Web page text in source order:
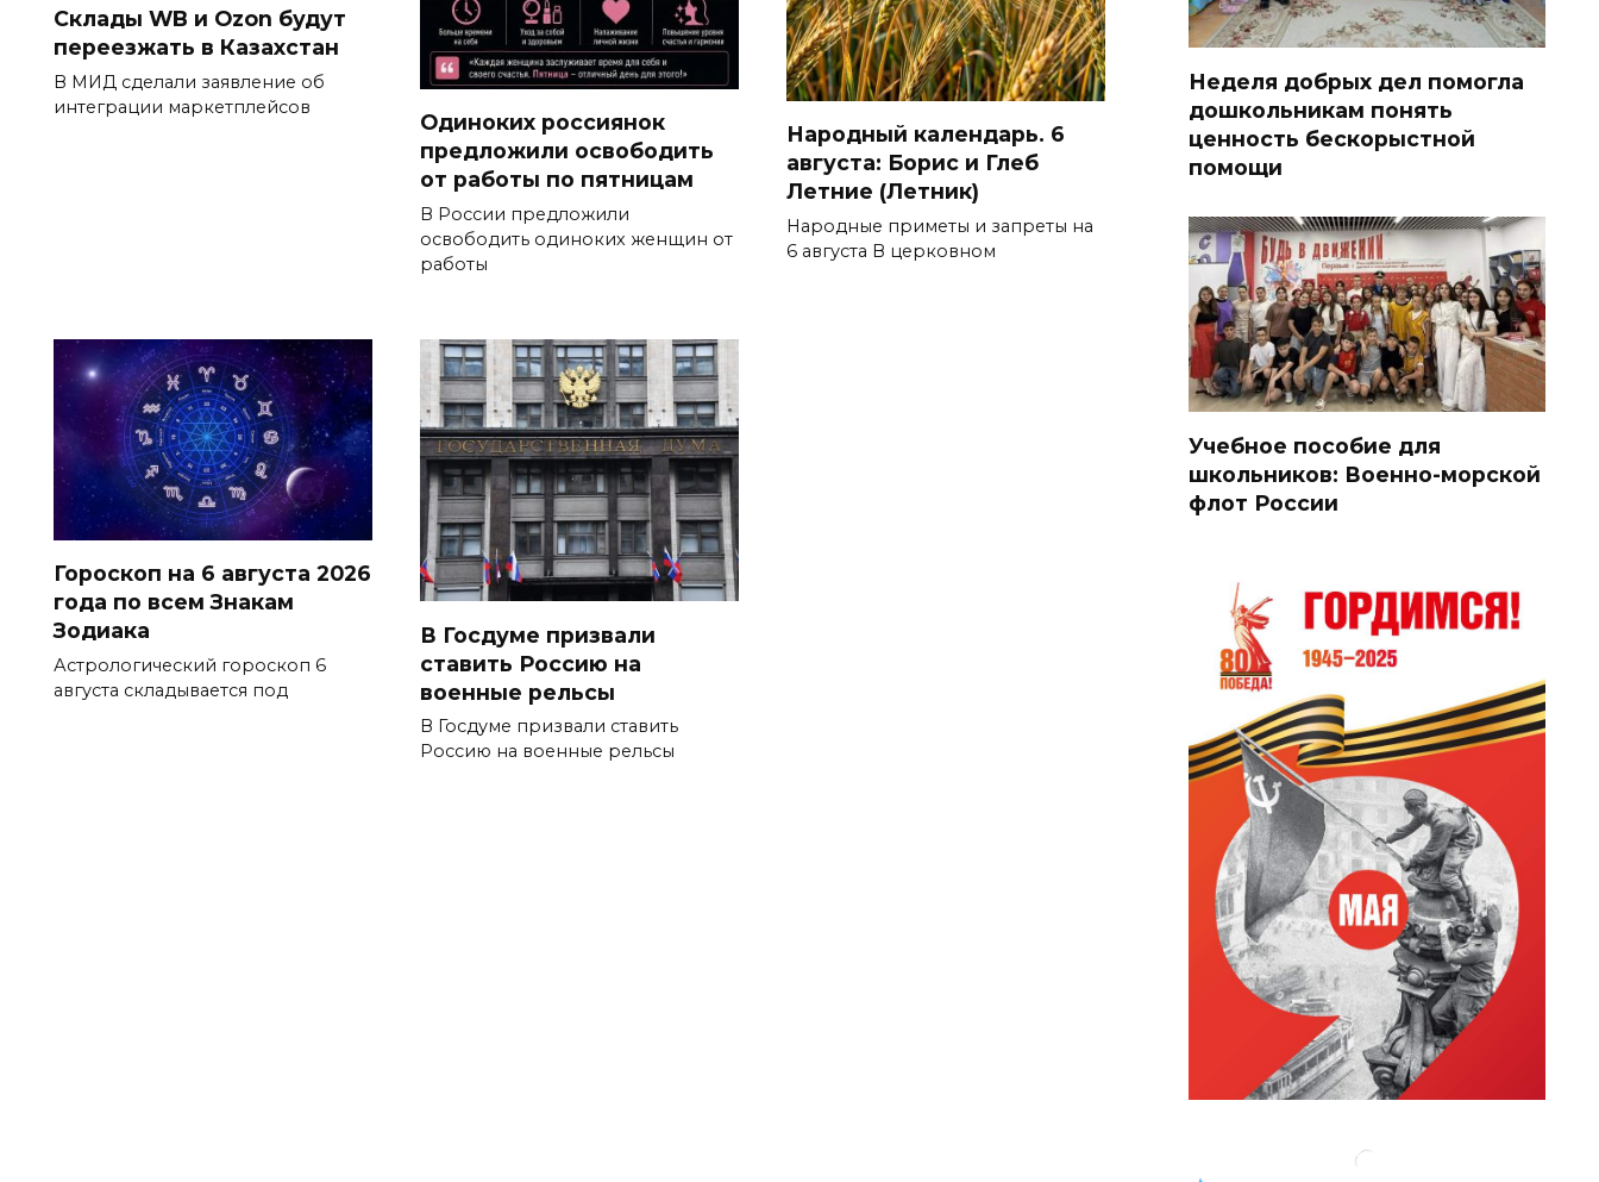
Склады WB и Ozon будут
переезжать в Казахстан
В МИД сделали заявление об
интеграции маркетплейсов
Одиноких россиянок
предложили освободить
от работы по пятницам
В России предложили
освободить одиноких женщин от
работы
Народный календарь. 6
августа: Борис и Глеб
Летние (Летник)
Народные приметы и запреты на
6 августа В церковном
Гороскоп на 6 августа 2026
года по всем Знакам
Зодиака
Астрологический гороскоп 6
августа складывается под
В Госдуме призвали
ставить Россию на
военные рельсы
В Госдуме призвали ставить
Россию на военные рельсы
Неделя добрых дел помогла
дошкольникам понять
ценность бескорыстной
помощи
Учебное пособие для
школьников: Военно-морской
флот России